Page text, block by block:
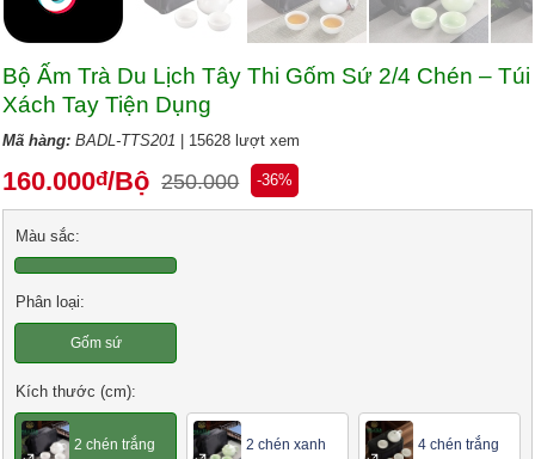
Bộ Ấm Trà Du Lịch Tây Thi Gốm Sứ 2/4 Chén – Túi
Xách Tay Tiện Dụng
Mã hàng:BADL-TTS201 | 15628 lượt xem
160.000đ/Bộ 250.000 -36%
Màu sắc:
Phân loại:
Gốm sứ
Kích thước (cm):
2 chén trắng 2 chén xanh 4 chén trắng